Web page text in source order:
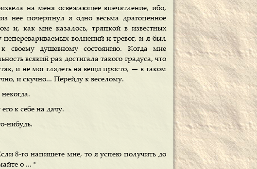
на меня освежающее впечатление, ибо,
почерпнул я одно весьма драгоценное
и, как мне казалось, тряпкой в известных
неперевариваемых волнений и тревог, и я был
своему душевному состоянию. Когда мне
всякий раз достигала такого градуса, что
и не мог глядеть на вещи просто, — в таком
и скучно... Перейду к веселому.
к себе на дачу.
нибудь.
8-го напишете мне, то я успею получить до
о ... *